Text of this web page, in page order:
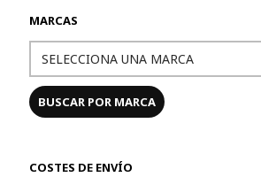
MARCAS
COSTES DE ENVÍO